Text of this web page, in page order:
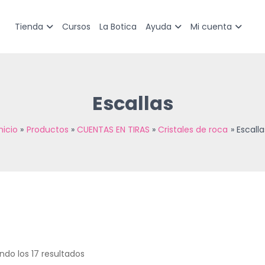
Tienda Cursos La Botica Ayuda Mi cuenta
Escallas
Productos CUENTAS EN TIRAS Cristales de roca
los 17 resultados